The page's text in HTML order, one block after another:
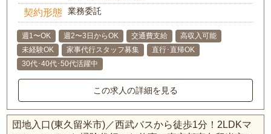
契約形態 業務委託
週1〜OK 週2〜3日からOK 交通費支給
高収入可能
未経験OK
家事代行スタッフ募集
直行･直帰OK
30代･40代･50代活躍中
この求人の詳細を見る
団地入口(東久留米市)／西武バスから徒歩1分！2LDKマ